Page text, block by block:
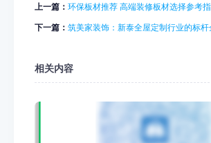
上一篇： 环保板材推荐 高端装修板材选择参考
下一篇： 筑美家装饰：新泰全屋定制行业的标杆
相关内容